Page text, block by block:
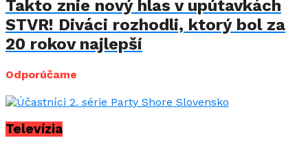
Takto znie nový hlas v upútavkách
STVR! Diváci rozhodli, ktorý bol za
20 rokov najlepší
Odporúčame
Televízia